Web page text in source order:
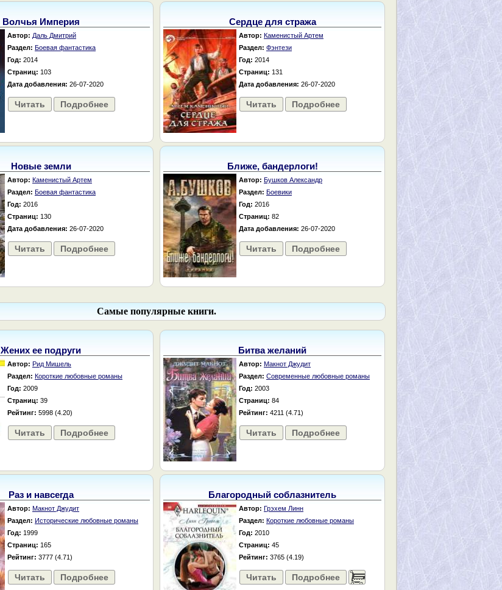
Волчья Империя
Автор: Даль Дмитрий
Раздел: Боевая фантастика
Год: 2014
Страниц: 103
Дата добавления: 26-07-2020
Читать Подробнее
Сердце для стража
Автор: Каменистый Артем
Раздел: Фэнтези
Год: 2014
Страниц: 131
Дата добавления: 26-07-2020
Читать Подробнее
Новые земли
Автор: Каменистый Артем
Раздел: Боевая фантастика
Год: 2016
Страниц: 130
Дата добавления: 26-07-2020
Читать Подробнее
Ближе, бандерлоги!
Автор: Бушков Александр
Раздел: Боевики
Год: 2016
Страниц: 82
Дата добавления: 26-07-2020
Читать Подробнее
Самые популярные книги.
Жених ее подруги
Автор: Рид Мишель
Раздел: Короткие любовные романы
Год: 2009
Страниц: 39
Рейтинг: 5998 (4.20)
Читать Подробнее
Битва желаний
Автор: Макнот Джудит
Раздел: Современные любовные романы
Год: 2003
Страниц: 84
Рейтинг: 4211 (4.71)
Читать Подробнее
Раз и навсегда
Автор: Макнот Джудит
Раздел: Исторические любовные романы
Год: 1999
Страниц: 165
Рейтинг: 3777 (4.71)
Читать Подробнее
Благородный соблазнитель
Автор: Грэхем Линн
Раздел: Короткие любовные романы
Год: 2010
Страниц: 45
Рейтинг: 3765 (4.19)
Читать Подробнее ......